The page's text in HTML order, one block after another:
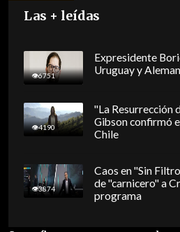
Las + leídas
6751
Expresidente
Uruguay y
4190
"La Resurrección
Gibson confirmó
Chile
3874
Caos en "Sin
de "carnicero" a
programa